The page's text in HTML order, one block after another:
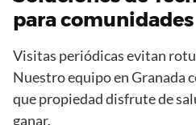
para comunidades
Visitas periódicas evitan
Nuestro equipo en Granada
que propiedad disfrute de
ganar.